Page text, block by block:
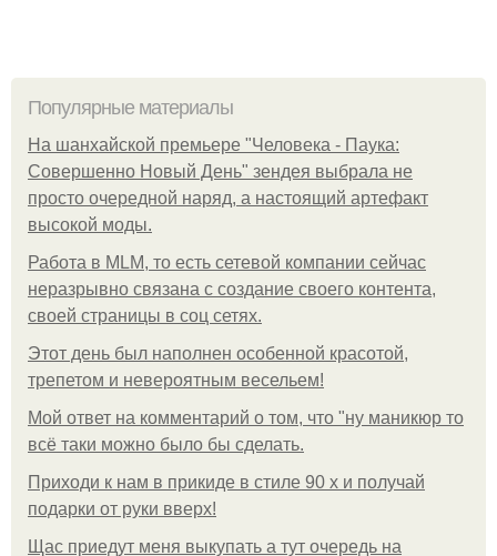
Популярные материалы
На шанхайской премьере "Человека - Паука:
Совершенно Новый День" зендея выбрала не
просто очередной наряд, а настоящий артефакт
высокой моды.
Работа в MLM, то есть сетевой компании сейчас
неразрывно связана с создание своего контента,
своей страницы в соц сетях.
Этот день был наполнен особенной красотой,
трепетом и невероятным весельем!
Мой ответ на комментарий о том, что "ну маникюр то
всё таки можно было бы сделать.
Приходи к нам в прикиде в стиле 90 х и получай
подарки от руки вверх!
Щас приедут меня выкупать а тут очередь на